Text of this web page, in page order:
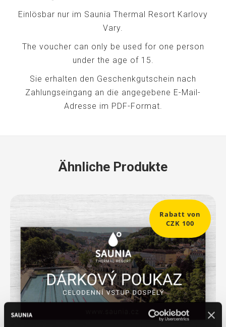
Einlösbar nur im Saunia Thermal Resort Karlovy
Vary.
The voucher can only be used for one person
under the age of 15.
Sie erhalten den Geschenkgutschein nach
Zahlungseingang an die angegebene E-Mail-
Adresse im PDF-Format.
Ähnliche Produkte
Rabatt von
CZK 100